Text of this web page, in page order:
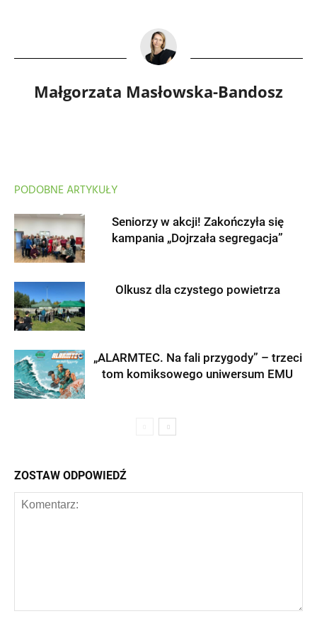
Małgorzata Masłowska-Bandosz
PODOBNE ARTYKUŁY
Seniorzy w akcji! Zakończyła się
kampania „Dojrzała segregacja”
Olkusz dla czystego powietrza
„ALARMTEC. Na fali przygody” – trzeci
tom komiksowego uniwersum EMU
ZOSTAW ODPOWIEDŹ